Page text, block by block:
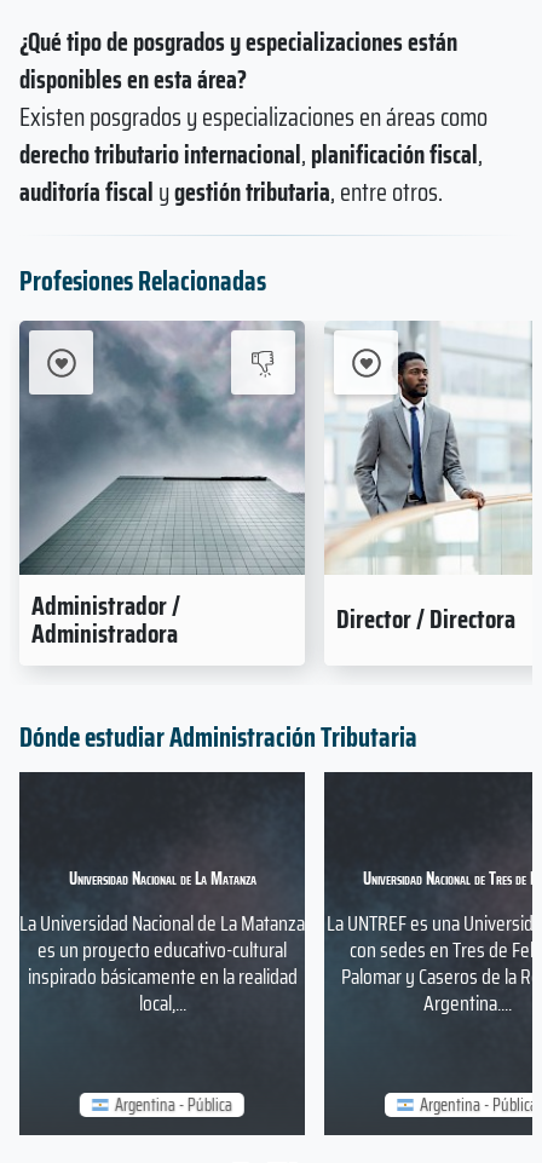
¿Qué tipo de posgrados y especializaciones están
disponibles en esta área?
Existen posgrados y especializaciones en áreas como
derecho tributario internacional,planificación fiscal,
auditoría fiscalygestión tributaria, entre otros.
Profesiones Relacionadas
Administrador /
Administradora Director / Directora
Dónde estudiar Administración Tributaria
Argentina - Pública
Universidad Nacional de La Matanza
La Universidad Nacional de La Matanza
es un proyecto educativo-cultural
inspirado básicamente en la realidad
local,...
Argentina - Pública
Universidad Nacional de Tres de
La UNTREF es una
con sedes en Tres de
Palomar y Caseros de la
Argentina....